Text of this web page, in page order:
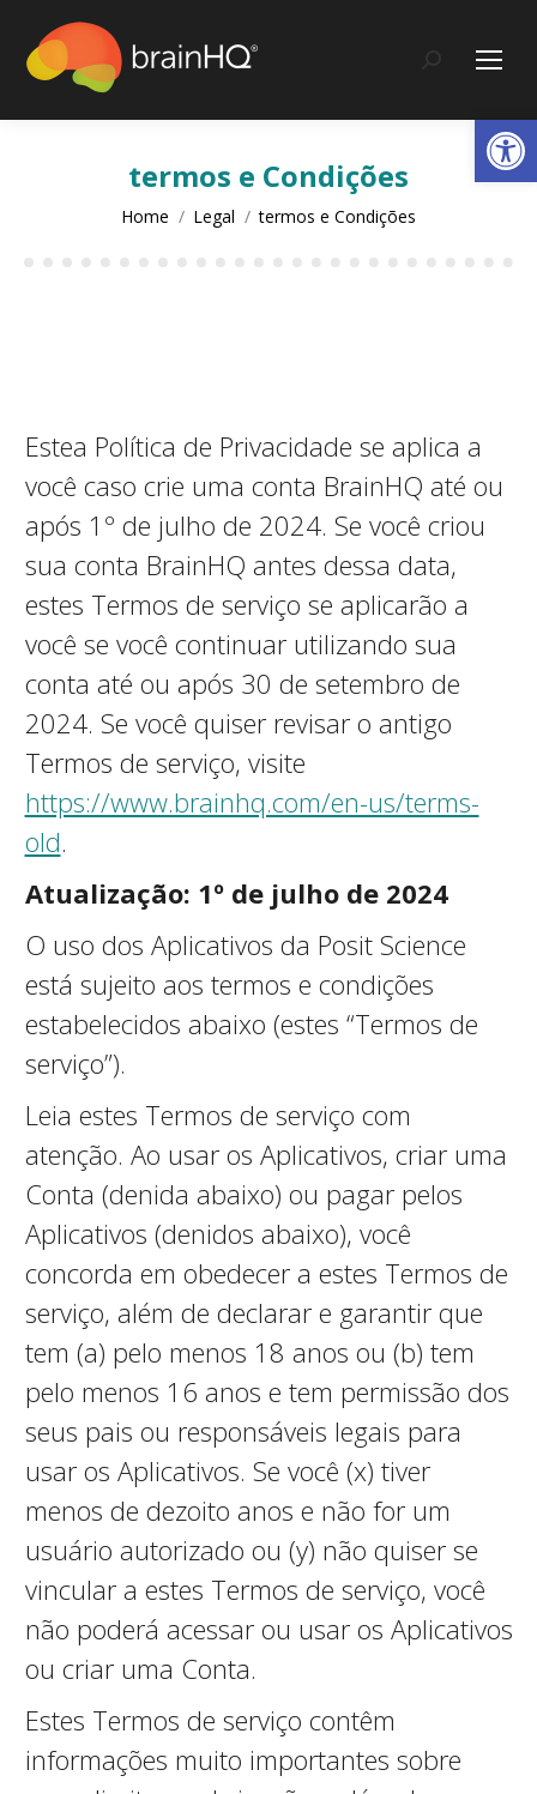
content
Search:
termos e Condições
You are here:
Home Legal termos e Condições
Estea Política de Privacidade se aplica a
você caso crie uma conta BrainHQ até ou
após 1º de julho de 2024. Se você criou
sua conta BrainHQ antes dessa data,
estes Termos de serviço se aplicarão a
você se você continuar utilizando sua
conta até ou após 30 de setembro de
2024. Se você quiser revisar o antigo
Termos de serviço, visite
https://www.brainhq.com/en-us/terms-
old.
Atualização: 1º de julho de 2024
O uso dos Aplicativos da Posit Science
está sujeito aos termos e condições
estabelecidos abaixo (estes “Termos de
serviço”).
Leia estes Termos de serviço com
atenção. Ao usar os Aplicativos, criar uma
Conta (definida abaixo) ou pagar pelos
Aplicativos (definidos abaixo), você
concorda em obedecer a estes Termos de
serviço, além de declarar e garantir que
tem (a) pelo menos 18 anos ou (b) tem
pelo menos 16 anos e tem permissão dos
seus pais ou responsáveis legais para
usar os Aplicativos. Se você (x) tiver
menos de dezoito anos e não for um
usuário autorizado ou (y) não quiser se
vincular a estes Termos de serviço, você
não poderá acessar ou usar os Aplicativos
ou criar uma Conta.
Estes Termos de serviço contêm
informações muito importantes sobre